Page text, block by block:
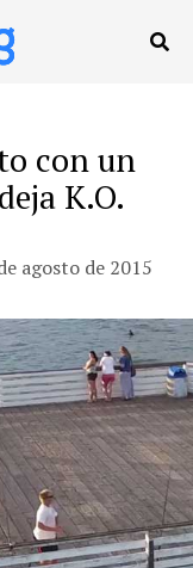
con un
K.O.
agosto de 2015